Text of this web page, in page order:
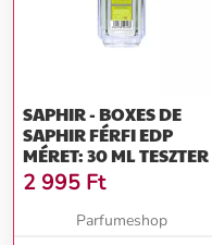
SAPHIR - BOXES DE
SAPHIR FÉRFI EDP
MÉRET: 30 ML TESZTER
2 995 Ft
Parfumeshop